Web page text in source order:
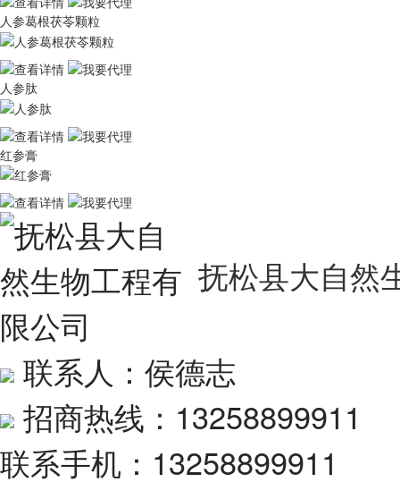
人参葛根茯苓颗粒
人参肽
红参膏
抚松县大自然
联系人：侯德志
招商热线：13258899911
联系手机：13258899911